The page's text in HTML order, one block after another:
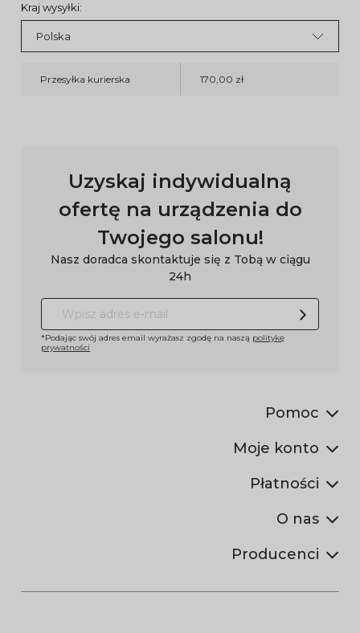
Kraj wysyłki:
Przesyłka kurierska 170,00 zł
Uzyskaj indywidualną
ofertę na urządzenia do
Twojego salonu!
Nasz doradca skontaktuje się z Tobą w ciągu
24h
*Podając swój adres email wyrażasz zgodę na naszą politykę
prywatności
Pomoc
Moje konto
Płatności
O nas
Producenci